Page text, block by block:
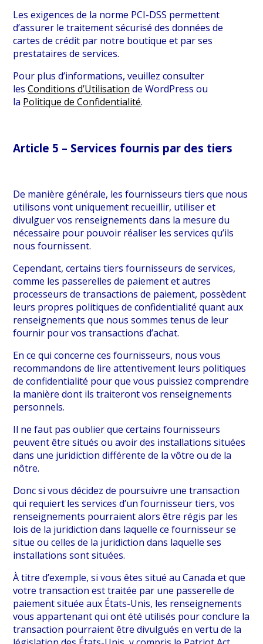
Les exigences de la norme PCI-DSS permettent
d’assurer le traitement sécurisé des données de
cartes de crédit par notre boutique et par ses
prestataires de services.
Pour plus d’informations, veuillez consulter
lesConditions d’Utilisation de WordPress ou
la Politique de Confidentialité.
Article 5 – Services fournis par des tiers
De manière générale, les fournisseurs tiers que nous
utilisons vont uniquement recueillir, utiliser et
divulguer vos renseignements dans la mesure du
nécessaire pour pouvoir réaliser les services qu’ils
nous fournissent.
Cependant, certains tiers fournisseurs de services,
comme les passerelles de paiement et autres
processeurs de transactions de paiement, possèdent
leurs propres politiques de confidentialité quant aux
renseignements que nous sommes tenus de leur
fournir pour vos transactions d’achat.
En ce qui concerne ces fournisseurs, nous vous
recommandons de lire attentivement leurs politiques
de confidentialité pour que vous puissiez comprendre
la manière dont ils traiteront vos renseignements
personnels.
Il ne faut pas oublier que certains fournisseurs
peuvent être situés ou avoir des installations situées
dans une juridiction différente de la vôtre ou de la
nôtre.
Donc si vous décidez de poursuivre une transaction
qui requiert les services d’un fournisseur tiers, vos
renseignements pourraient alors être régis par les
lois de la juridiction dans laquelle ce fournisseur se
situe ou celles de la juridiction dans laquelle ses
installations sont situées.
À titre d’exemple, si vous êtes situé au Canada et que
votre transaction est traitée par une passerelle de
paiement située aux États-Unis, les renseignements
vous appartenant qui ont été utilisés pour conclure la
transaction pourraient être divulgués en vertu de la